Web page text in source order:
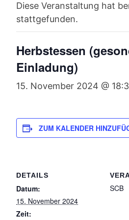
Diese Veranstaltung hat
stattgefunden.
Herbstessen
Einladung)
15. November 2024 @
ZUM KALENDER
DETAILS
Datum:
15. November 2024
Zeit:
SCB